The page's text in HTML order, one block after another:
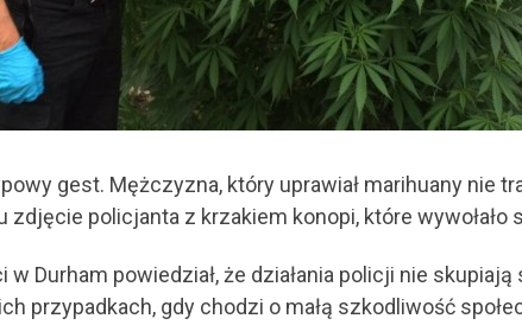
gest. Mężczyzna, który uprawiał marihuany nie
policjanta z krzakiem konopi, które wywołało
Durham powiedział, że działania policji nie skupiają
przypadkach, gdy chodzi o małą szkodliwość